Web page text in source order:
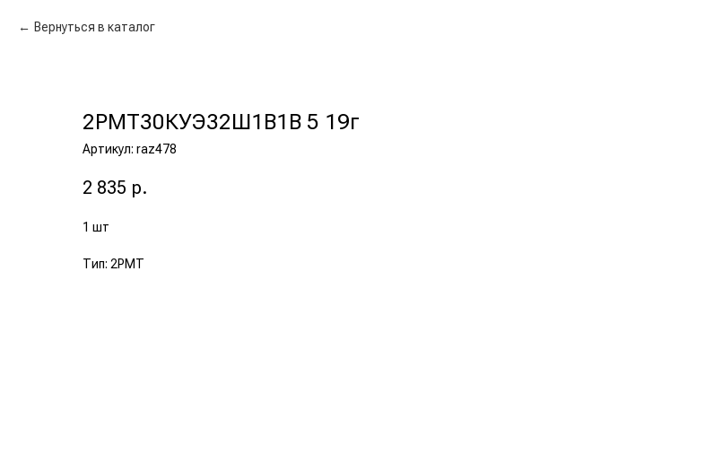
Вернуться в каталог
2РМТ30КУЭ32Ш1В1В 5 19г
Артикул: raz478
2 835 р.
1 шт
Тип: 2РМТ